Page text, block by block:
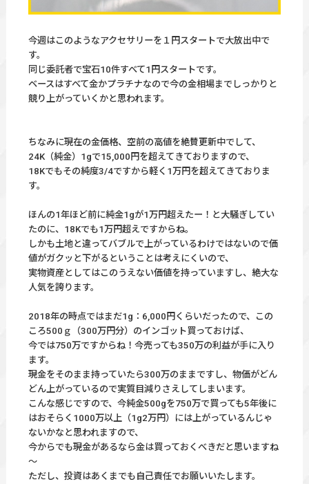
今週はこのようなアクセサリーを１円スタートで大放出中で
す。
同じ委託者で宝石10件すべて1円スタートです。
ベースはすべて金かプラチナなので今の金相場までしっかりと
競り上がっていくかと思われます。
ちなみに現在の金価格、空前の高値を絶賛更新中でして、
24K（純金）1gで15,000円を超えてきておりますので、
18Kでもその純度3/4ですから軽く1万円を超えてきておりま
す。
ほんの1年ほど前に純金1gが1万円超えたー！と大騒ぎしてい
たのに、18Kでも1万円超えですからね。
しかも土地と違ってバブルで上がっているわけではないので価
値がガクッと下がるということは考えにくいので、
実物資産としてはこのうえない価値を持っていますし、絶大な
人気を誇ります。
2018年の時点ではまだ1g：6,000円くらいだったので、この
ころ500ｇ（300万円分）のインゴット買っておけば、
今では750万ですからね！今売っても350万の利益が手に入り
ます。
現金をそのまま持っていたら300万のままですし、物価がどん
どん上がっているので実質目減りさえしてしまいます。
こんな感じですので、今純金500gを750万で買っても5年後に
はおそらく1000万以上（1g2万円）には上がっているんじゃ
ないかなと思われますので、
今からでも現金があるなら金は買っておくべきだと思いますね
～
ただし、投資はあくまでも自己責任でお願いいたします。